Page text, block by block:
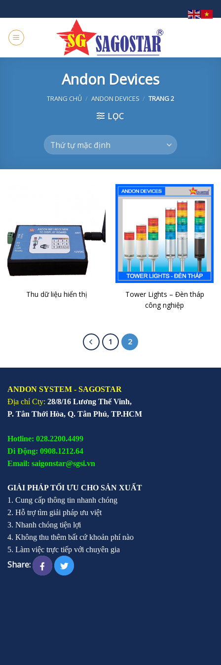
to
content
Andon Devices
TRANG CHỦ / ANDON DEVICES / TRANG 2
LỌC
Thu dữ liệu hiển thị
Tower Lights – Đèn tháp
công nghiệp
1 2
ANDON SYSTEM - SAGOSTAR
Địa chỉ Cty: 28/8/16 Lương Thế Vinh,
P. Tân Thới Hòa, Q. Tân Phú, TP.HCM
Hotline: 028.2200.4499
Di Động: 0908.1212.64
Email: saigonstar@sgsi.vn
GIẢI PHÁP TỐI ƯU CHO SẢN XUẤT
1. Cung cấp thông tin nhanh chóng
2. Hỗ trợ tìm giải pháp ưu việt
3. Nhanh chóng tiện lợi
4. Không thu thêm bất cứ khoản phí nào
5. Làm việc trực tiếp với chuyên gia
Share: